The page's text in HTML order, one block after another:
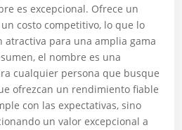
es excepcional. Ofrece un
costo competitivo, lo que lo
atractiva para una amplia gama
el nombre es una
cualquier persona que busque
ofrezcan un rendimiento fiable
con las expectativas, sino
un valor excepcional a